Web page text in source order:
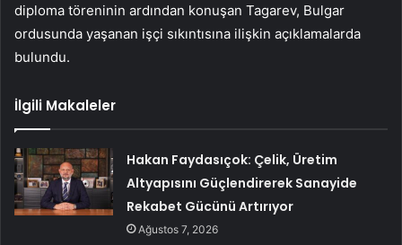
diploma töreninin ardından konuşan Tagarev, Bulgar
ordusunda yaşanan işçi sıkıntısına ilişkin açıklamalarda
bulundu.
İlgili Makaleler
Hakan Faydasıçok: Çelik, Üretim
Altyapısını Güçlendirerek Sanayide
Rekabet Gücünü Artırıyor
Ağustos 7, 2026